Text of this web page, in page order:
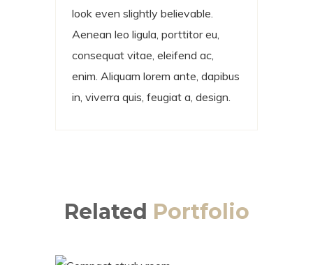
look even slightly believable.
Aenean leo ligula, porttitor eu,
consequat vitae, eleifend ac,
enim. Aliquam lorem ante, dapibus
in, viverra quis, feugiat a, design.
Related Portfolio